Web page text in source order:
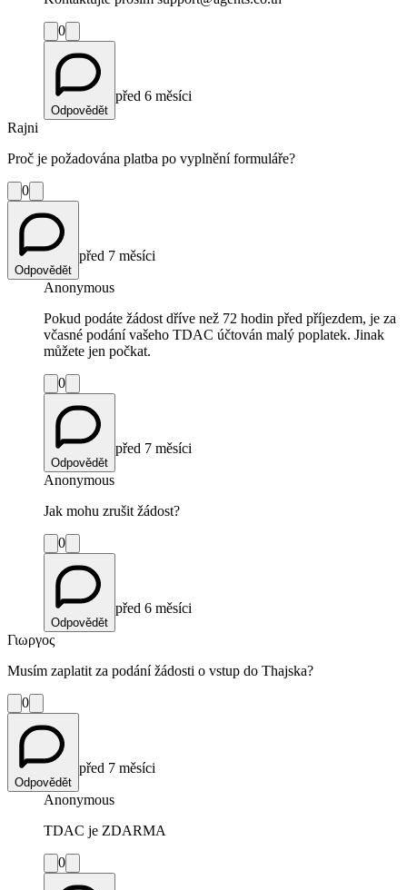
0
Odpovědět
před 6 měsíci
Rajni
Proč je požadována platba po vyplnění formuláře?
0
Odpovědět
před 7 měsíci
Anonymous
Pokud podáte žádost dříve než 72 hodin před příjezdem, je za
včasné podání vašeho TDAC účtován malý poplatek. Jinak
můžete jen počkat.
0
Odpovědět
před 7 měsíci
Anonymous
Jak mohu zrušit žádost?
0
Odpovědět
před 6 měsíci
Γιωργος
Musím zaplatit za podání žádosti o vstup do Thajska?
0
Odpovědět
před 7 měsíci
Anonymous
TDAC je ZDARMA
0